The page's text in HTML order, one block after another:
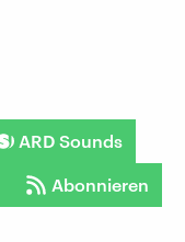
ARD Sounds
Abonnieren